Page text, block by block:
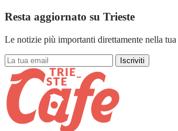
Resta aggiornato su Trieste
Le notizie più importanti direttamente nella tua
Iscriviti